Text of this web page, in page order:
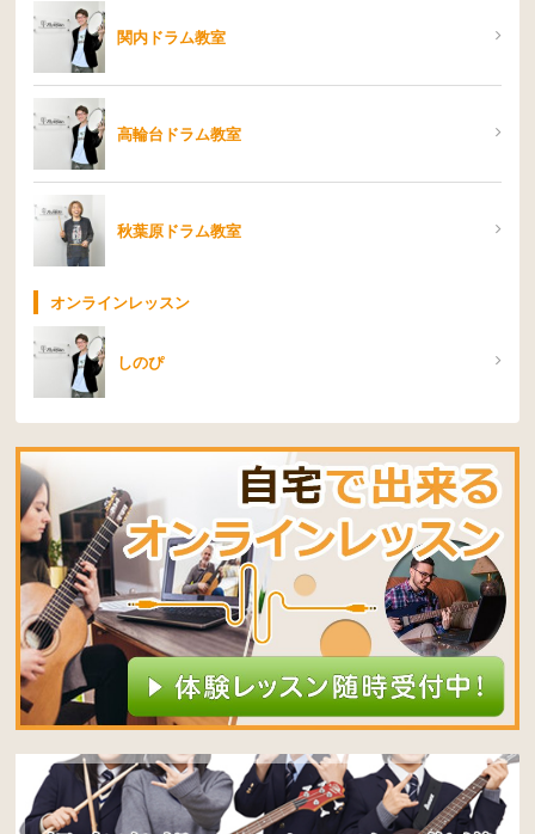
関内ドラム教室
高輪台ドラム教室
秋葉原ドラム教室
オンラインレッスン
しのぴ